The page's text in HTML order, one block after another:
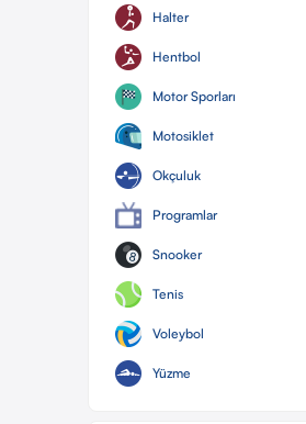
Halter
Hentbol
Motor Sporları
Motosiklet
Okçuluk
Programlar
Snooker
Tenis
Voleybol
Yüzme